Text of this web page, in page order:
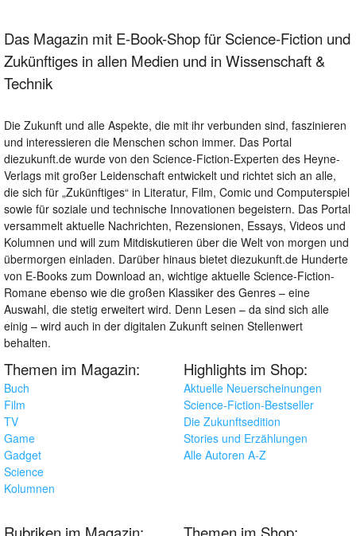
Das Magazin mit E-Book-Shop für Science-Fiction und
Zukünftiges in allen Medien und in Wissenschaft &
Technik
Die Zukunft und alle Aspekte, die mit ihr verbunden sind, faszinieren
und interessieren die Menschen schon immer. Das Portal
diezukunft.de wurde von den Science-Fiction-Experten des Heyne-
Verlags mit großer Leidenschaft entwickelt und richtet sich an alle,
die sich für „Zukünftiges“ in Literatur, Film, Comic und Computerspiel
sowie für soziale und technische Innovationen begeistern. Das Portal
versammelt aktuelle Nachrichten, Rezensionen, Essays, Videos und
Kolumnen und will zum Mitdiskutieren über die Welt von morgen und
übermorgen einladen. Darüber hinaus bietet diezukunft.de Hunderte
von E-Books zum Download an, wichtige aktuelle Science-Fiction-
Romane ebenso wie die großen Klassiker des Genres – eine
Auswahl, die stetig erweitert wird. Denn Lesen – da sind sich alle
einig – wird auch in der digitalen Zukunft seinen Stellenwert
behalten.
Themen im Magazin:
Buch
Film
TV
Game
Gadget
Science
Kolumnen
Highlights im Shop:
Aktuelle Neuerscheinungen
Science-Fiction-Bestseller
Die Zukunftsedition
Stories und Erzählungen
Alle Autoren A-Z
Rubriken im Magazin: Themen im Shop: